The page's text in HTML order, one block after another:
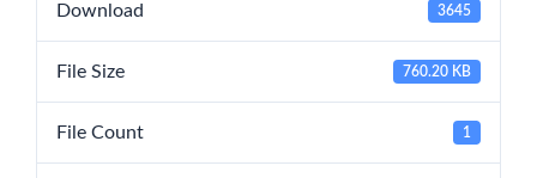
Download 3645
File Size 760.20 KB
File Count 1